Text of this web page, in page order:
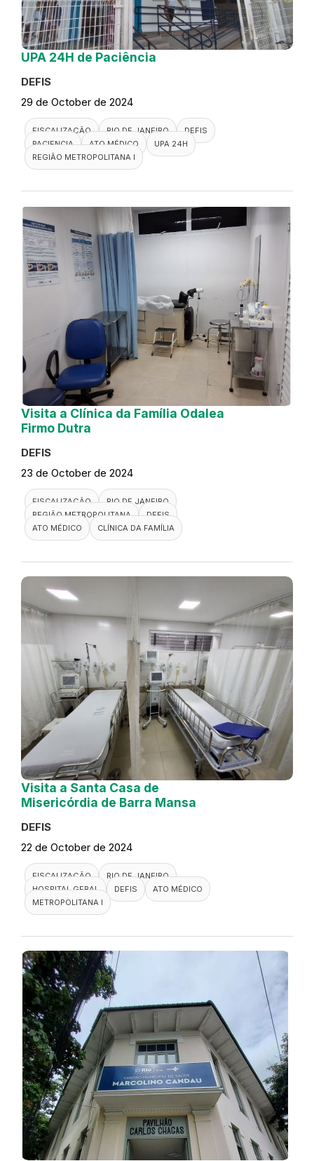
UPA 24H de Paciência
DEFIS
29 de October de 2024
FISCALIZAÇÃO RIO DE JANEIRO
DEFIS
PACIENCIA
ATO MÉDICO
UPA 24H
REGIÃO METROPOLITANA I
Visita a Clínica da Família Odalea
Firmo Dutra
DEFIS
23 de October de 2024
FISCALIZAÇÃO
RIO DE JANEIRO
REGIÃO METROPOLITANA
DEFIS
ATO MÉDICO
CLÍNICA DA FAMÍLIA
Visita a Santa Casa de
Misericórdia de Barra Mansa
DEFIS
22 de October de 2024
FISCALIZAÇÃO
RIO DE JANEIRO
HOSPITAL GERAL
DEFIS
ATO MÉDICO
METROPOLITANA I